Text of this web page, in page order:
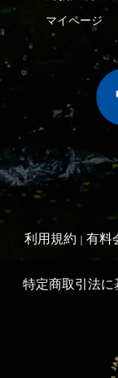
有料会
特定商取引法に基
Copyright
An impress